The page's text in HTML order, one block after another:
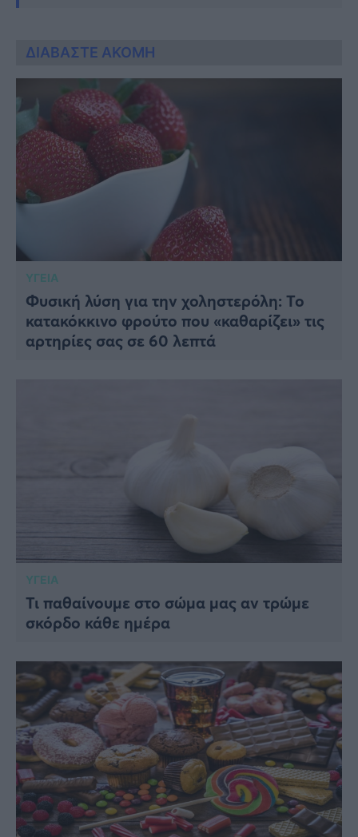
ΔΙΑΒΑΣΤΕ ΑΚΟΜΗ
ΥΓΕΙΑ
Φυσική λύση για την χοληστερόλη: Το
κατακόκκινο φρούτο που «καθαρίζει» τις
αρτηρίες σας σε 60 λεπτά
ΥΓΕΙΑ
Τι παθαίνουμε στο σώμα μας αν τρώμε
σκόρδο κάθε ημέρα